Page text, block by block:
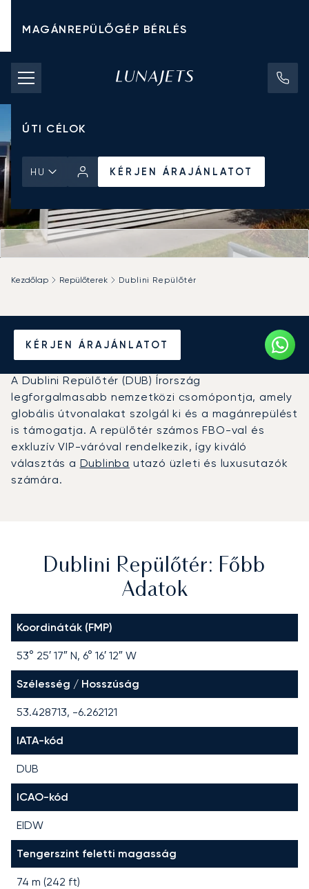
MAGÁNREPÜLŐGÉP BÉRLÉS
CHARTER ÁRAK
MAGÁNREPÜLŐGÉPEK
ÚTI CÉLOK
HU KÉRJEN ÁRAJÁNLATOT
KÉRJEN ÁRAJÁNLATOT
Kezdőlap Repülőterek Dublini Repülőtér
Magánrepülőgép bérlése a
Dublini Repülőtérre (DUB)
A Dublini Repülőtér (DUB) Írország
legforgalmasabb nemzetközi csomópontja, amely
globális útvonalakat szolgál ki és a magánrepülést
is támogatja. A repülőtér számos FBO-val és
exkluzív VIP-váróval rendelkezik, így kiváló
választás a Dublinba utazó üzleti és luxusutazók
számára.
Dublini Repülőtér: Főbb
Adatok
Koordináták (FMP)
53° 25′ 17″ N, 6° 16′ 12″ W
Szélesség / Hosszúság
53.428713, -6.262121
IATA-kód
DUB
ICAO-kód
EIDW
Tengerszint feletti magasság
74 m (242 ft)